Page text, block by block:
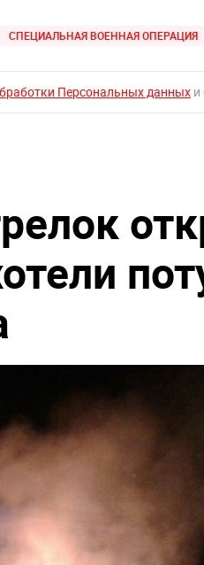
СПЕЦИАЛЬНАЯ ВОЕННАЯ ОПЕРАЦИЯ
Персональных данных и